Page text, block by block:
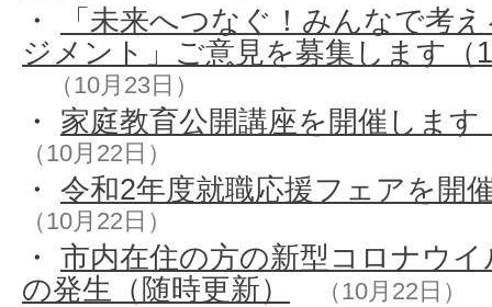
・
「未来へつなぐ！みんなで考
ジメント」ご意見を募集します（
（10月23日）
・ 家庭教育公開講座を開催します
（10月22日）
・ 令和2年度就職応援フェアを開
（10月22日）
・ 市内在住の方の新型コロナウ
の発生（随時更新）
（10月22日）